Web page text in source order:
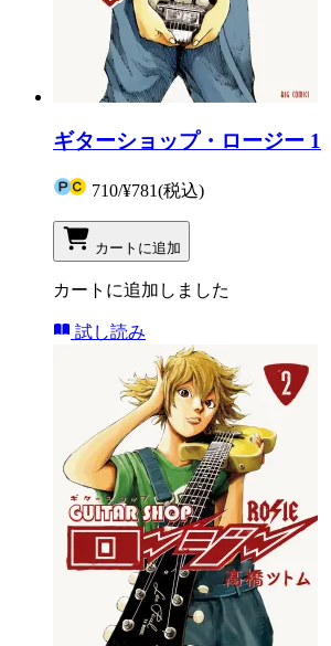
ギターショップ・ロージー 1
710/¥781(税込)
カートに追加
カートに追加しました
試し読み